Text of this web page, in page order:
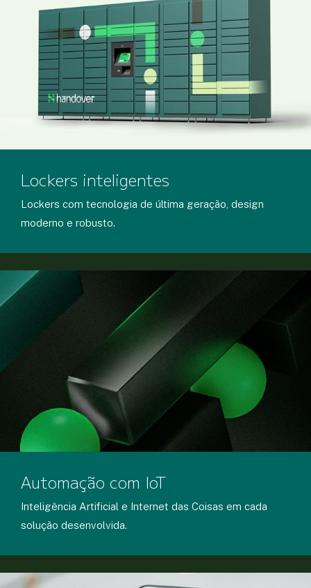
Lockers inteligentes
Lockers com tecnologia de última geração, design
moderno e robusto.
Automação com IoT
Inteligência Artificial e Internet das Coisas em cada
solução desenvolvida.